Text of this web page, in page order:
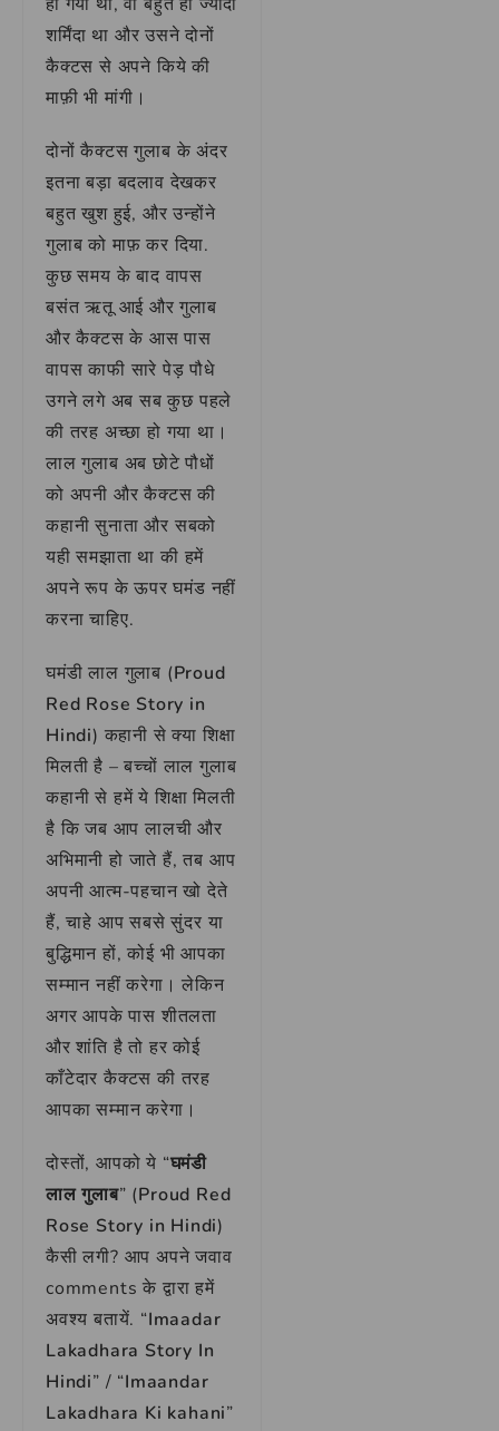
शर्मिंदा था और उसने दोनों
कैक्टस से अपने किये की
माफ़ी भी मांगी।
दोनों कैक्टस गुलाब के अंदर
इतना बड़ा बदलाव देखकर
बहुत खुश हुई, और उन्होंने
गुलाब को माफ़ कर दिया.
कुछ समय के बाद वापस
बसंत ऋतू आई और गुलाब
और कैक्टस के आस पास
वापस काफी सारे पेड़ पौधे
उगने लगे अब सब कुछ पहले
की तरह अच्छा हो गया था।
लाल गुलाब अब छोटे पौधों
को अपनी और कैक्टस की
कहानी सुनाता और सबको
यही समझाता था की हमें
अपने रूप के ऊपर घमंड नहीं
करना चाहिए.
घमंडी लाल गुलाब (Proud
Red Rose Story in
Hindi) कहानी से क्या शिक्षा
मिलती है – बच्चों लाल गुलाब
कहानी से हमें ये शिक्षा मिलती
है कि जब आप लालची और
अभिमानी हो जाते हैं, तब आप
अपनी आत्म-पहचान खो देते
हैं, चाहे आप सबसे सुंदर या
बुद्धिमान हों, कोई भी आपका
सम्मान नहीं करेगा। लेकिन
अगर आपके पास शीतलता
और शांति है तो हर कोई
काँटेदार कैक्टस की तरह
आपका सम्मान करेगा।
दोस्तों, आपको ये “घमंडी
लाल गुलाब” (Proud Red
Rose Story in Hindi)
कैसी लगी? आप अपने जवाव
comments के द्वारा हमें
अवश्य बतायें. “Imaadar
Lakadhara Story In
Hindi” / “Imaandar
Lakadhara Ki kahani”